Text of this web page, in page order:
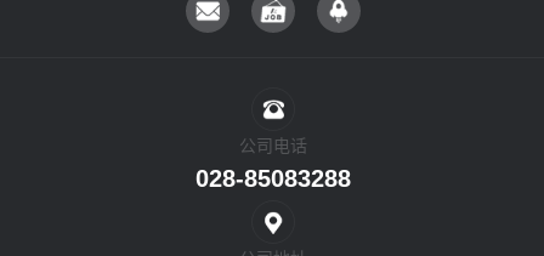
公司电话
028-85083288